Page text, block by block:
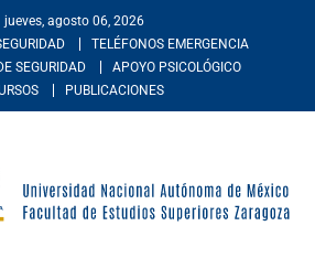
jueves, agosto 06, 2026
TELÉFONOS EMERGENCIA
SEGURIDAD
APOYO PSICOLÓGICO
PUBLICACIONES